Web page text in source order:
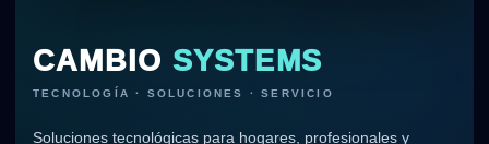
CAMBIO SYSTEMS
TECNOLOGÍA · SOLUCIONES · SERVICIO
Soluciones tecnológicas para hogares, profesionales y